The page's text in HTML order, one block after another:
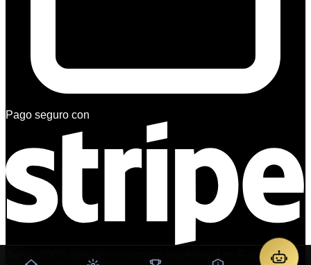
Pago seguro con
Juego 100% gratuito: no implica apuestas. Los Fútcoins no